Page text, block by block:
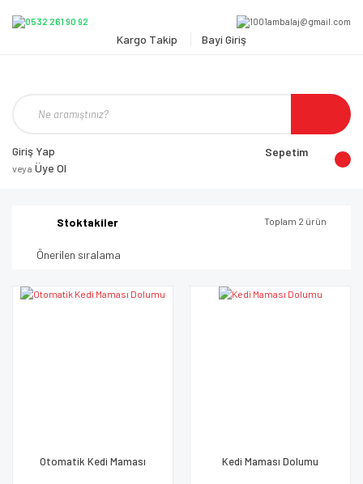
Kargo Takip Bayi Giriş
Giriş Yap
veya Üye Ol
Sepetim
Stoktakiler Toplam 2 ürün
Otomatik Kedi Maması
Kedi Maması Dolumu